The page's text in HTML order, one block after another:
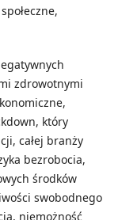
zdrowotnymi
który
całej branży
bezrobocia,
środków
swobodnego
niemożność